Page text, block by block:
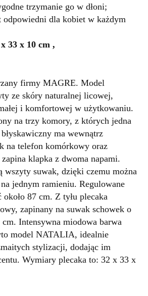
trzymanie go w dłoni;
odpowiedni dla kobiet w każdym
33 x 10 cm ,
firmy MAGRE. Model
ze skóry naturalnej licowej,
i komfortowej w użytkowaniu.
na trzy komory, z których jedna
ma wewnątrz
na telefon komórkowy oraz
zapina klapka z dwoma napami.
wszyty suwak, dzięki czemu można
jednym ramieniu. Regulowane
około 87 cm. Z tyłu plecaka
zapinany na suwak schowek o
Intensywna miodowa barwa
model NATALIA, idealnie
stylizacji, dodając im
Wymiary plecaka to: 32 x 33 x